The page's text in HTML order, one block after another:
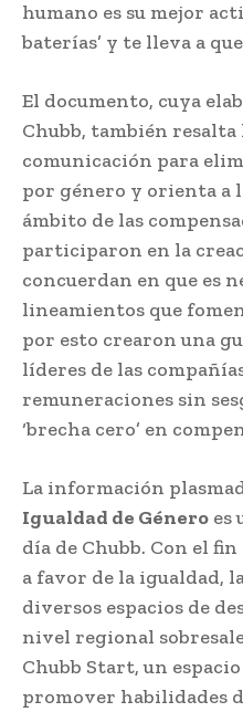
humano es su mejor
baterías’ y te lleva a
El documento, cuya
Chubb, también
comunicación para
por género y orienta a
ámbito de las
participaron en la
concuerdan en que es
lineamientos que
por esto crearon una
líderes de las
remuneraciones sin
‘brecha cero’ en
La información
Igualdad de Género es
día de Chubb. Con el
a favor de la igualdad,
diversos espacios de
nivel regional
Chubb Start, un
promover habilidades